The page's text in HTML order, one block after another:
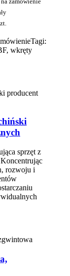
Tagi:
wkręty
sprzęt z
rozwoju i